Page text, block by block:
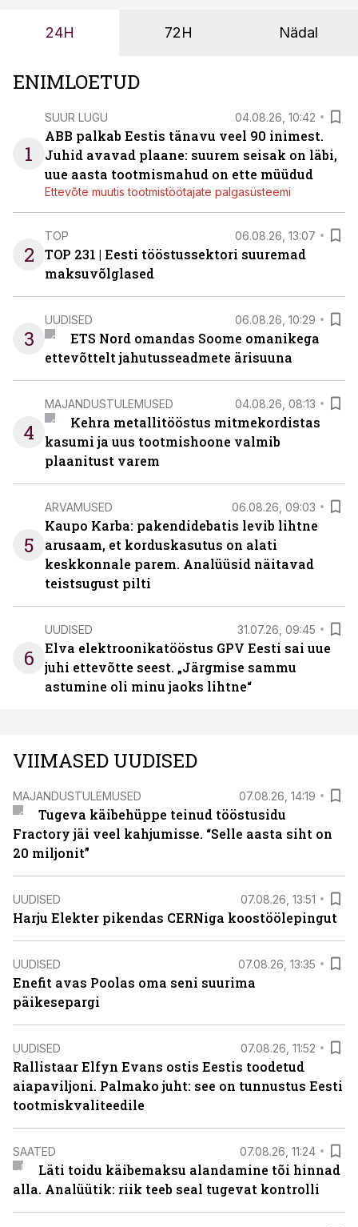
24H 72H Nädal
ENIMLOETUD
1
SUUR LUGU 04.08.26, 10:42
ABB palkab Eestis tänavu veel 90 inimest.
Juhid avavad plaane: suurem seisak on läbi,
uue aasta tootmismahud on ette müüdud
Ettevõte muutis tootmistöötajate palgasüsteemi
2
TOP 06.08.26, 13:07
TOP 231 | Eesti tööstussektori suuremad
maksuvõlglased
3
UUDISED 06.08.26, 10:29
ETS Nord omandas Soome omanikega
ettevõttelt jahutusseadmete ärisuuna
4
MAJANDUSTULEMUSED 04.08.26, 08:13
Kehra metallitööstus mitmekordistas
kasumi ja uus tootmishoone valmib
plaanitust varem
5
ARVAMUSED 06.08.26, 09:03
Kaupo Karba: pakendidebatis levib lihtne
arusaam, et korduskasutus on alati
keskkonnale parem. Analüüsid näitavad
teistsugust pilti
6
UUDISED 31.07.26, 09:45
Elva elektroonikatööstus GPV Eesti sai uue
juhi ettevõtte seest. „Järgmise sammu
astumine oli minu jaoks lihtne“
VIIMASED UUDISED
MAJANDUSTULEMUSED 07.08.26, 14:19
Tugeva käibehüppe teinud tööstusidu
Fractory jäi veel kahjumisse. “Selle aasta siht on
20 miljonit”
UUDISED 07.08.26, 13:51
Harju Elekter pikendas CERNiga koostöölepingut
UUDISED 07.08.26, 13:35
Enefit avas Poolas oma seni suurima
päikesepargi
UUDISED 07.08.26, 11:52
Rallistaar Elfyn Evans ostis Eestis toodetud
aiapaviljoni. Palmako juht: see on tunnustus Eesti
tootmiskvaliteedile
SAATED 07.08.26, 11:24
Läti toidu käibemaksu alandamine tõi hinnad
alla. Analüütik: riik teeb seal tugevat kontrolli